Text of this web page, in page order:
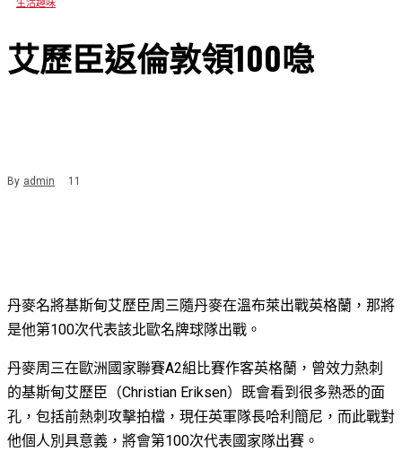
生活趣味
艾歷臣返倫敦領100喼
By admin 11
丹麥名將基斯甸艾歷臣周三隨丹麥在溫布萊出戰英格蘭，那將
是他第100次代表該北歐名牌球隊出戰。
丹麥周三在歐洲國家聯賽A2組比賽作客英格蘭，曾效力熱刺
的基斯甸艾歷臣（Christian Eriksen）既會看到很多熟悉的面
孔，包括前熱刺攻擊拍檔，現任英軍隊長哈利簡尼，而此戰對
他個人別具意義，將會第100次代表國家隊出賽。